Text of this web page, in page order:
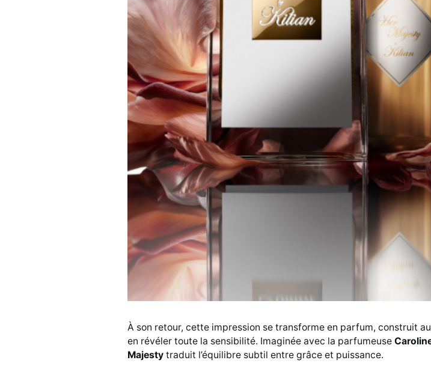
À son retour, cette impression se transforme en parfum, construit
en révéler toute la sensibilité. Imaginée avec la parfumeuse
Majesty traduit l’équilibre subtil entre grâce et puissance.